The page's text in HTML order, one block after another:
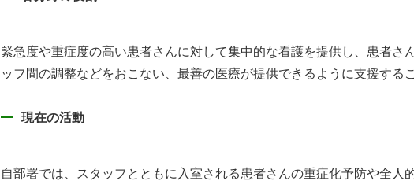
緊急度や重症度の高い患者さんに対して集中的な看護を提供し、患者さ
ッフ間の調整などをおこない、最善の医療が提供できるように支援する
現在の活動
自部署では、スタッフとともに入室される患者さんの重症化予防や全人